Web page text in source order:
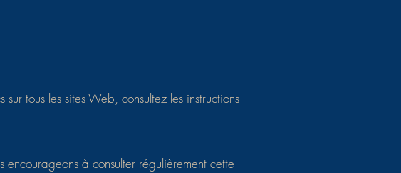
tous les sites Web, consultez les instructions
à consulter régulièrement cette